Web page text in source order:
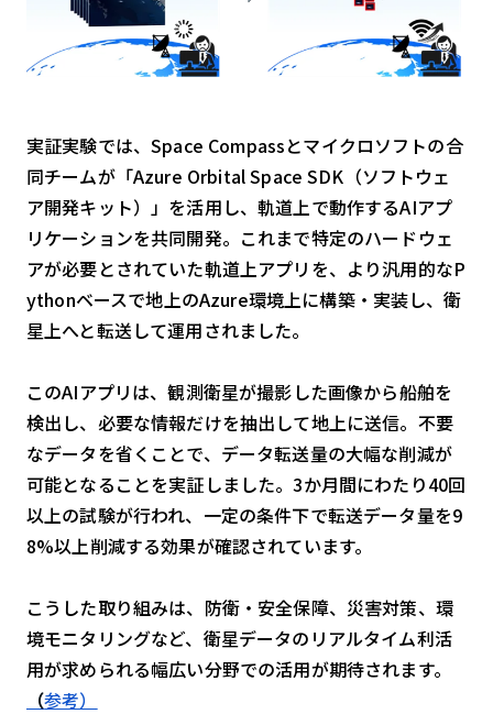
おすすめ
スマホ
リセット
検索する
実証実験では、Space Compassとマイクロソフトの合
同チームが「Azure Orbital Space SDK（ソフトウェ
ア開発キット）」を活用し、軌道上で動作するAIアプ
リケーションを共同開発。これまで特定のハードウェ
アが必要とされていた軌道上アプリを、より汎用的なP
ythonベースで地上のAzure環境上に構築・実装し、衛
星上へと転送して運用されました。
このAIアプリは、観測衛星が撮影した画像から船舶を
検出し、必要な情報だけを抽出して地上に送信。不要
なデータを省くことで、データ転送量の大幅な削減が
可能となることを実証しました。3か月間にわたり40回
以上の試験が行われ、一定の条件下で転送データ量を9
8%以上削減する効果が確認されています。
こうした取り組みは、防衛・安全保障、災害対策、環
境モニタリングなど、衛星データのリアルタイム利活
用が求められる幅広い分野での活用が期待されます。
（参考）